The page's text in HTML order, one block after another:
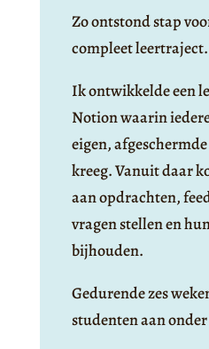
Zo ontstond stap
compleet leertraject.
Ik ontwikkelde een
Notion waarin
eigen,
kreeg. Vanuit daar
aan opdrachten,
vragen stellen en
bijhouden.
Gedurende zes
studenten aan